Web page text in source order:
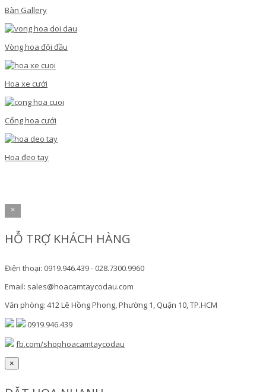
Bàn Gallery
Vòng hoa đội đầu
Hoa xe cưới
Cổng hoa cưới
Hoa đeo tay
×
HỖ TRỢ KHÁCH HÀNG
Điện thoại: 0919.946.439 - 028.7300.9960
Email: sales@hoacamtaycodau.com
Văn phòng: 412 Lê Hồng Phong, Phường 1, Quận 10, TP.HCM
0919.946.439
fb.com/shophoacamtaycodau
×